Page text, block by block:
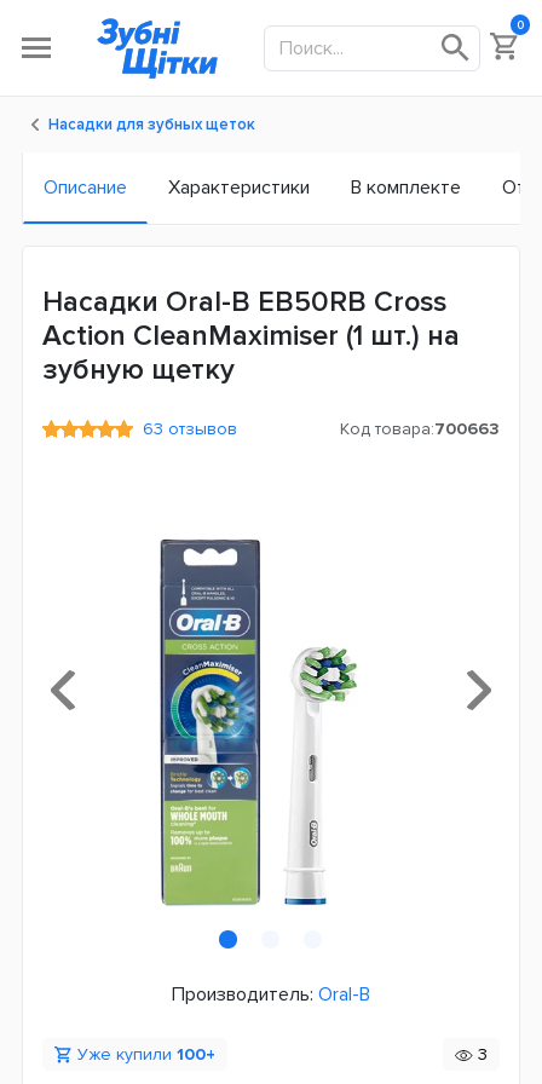
0
Насадки для зубных щеток
Описание Характеристики В комплекте
Насадки Oral-B EB50RB Cross
Action CleanMaximiser (1 шт.) на
зубную щетку
63 отзывов Код товара:700663
Производитель: Oral-B
Уже купили 100+ 3